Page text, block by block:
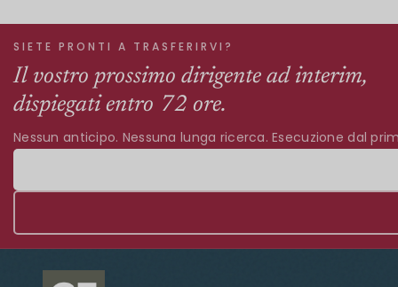
SIETE PRONTI A TRASFERIRVI?
Il vostro prossimo dirigente ad interim,
dispiegati entro 72 ore.
Nessun anticipo. Nessuna lunga ricerca. Esecuzione dal